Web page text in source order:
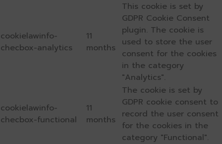
cookielawinfo-
checbox-analytics
11
months
This cookie is set by
GDPR Cookie Consent
plugin. The cookie is
used to store the user
consent for the cookies
in the category
"Analytics".
cookielawinfo-
checbox-functional
11
months
The cookie is set by
GDPR cookie consent to
record the user consent
for the cookies in the
category "Functional".